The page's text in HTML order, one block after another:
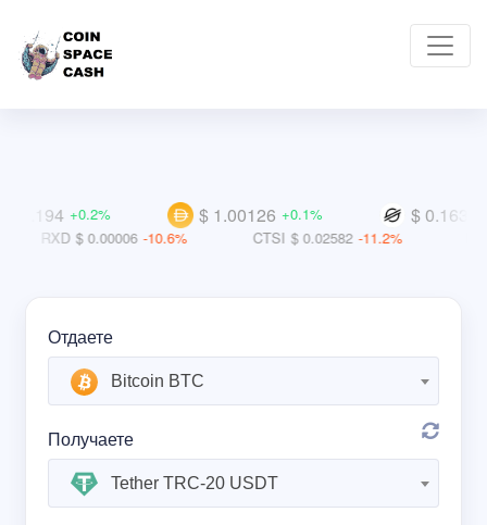
$ 0.16338
$ 1.00126 +0.1%
+0.2%
$ 0.02582 -11.2%
$ 0.00006 -10.6%
Отдаете
Bitcoin BTC
Получаете
Tether TRC-20 USDT